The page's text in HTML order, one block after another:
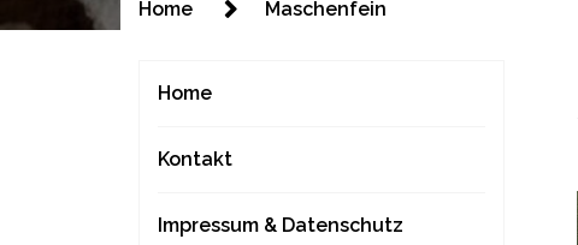
Home Maschenfein
Home
Kontakt
Impressum & Datenschutz